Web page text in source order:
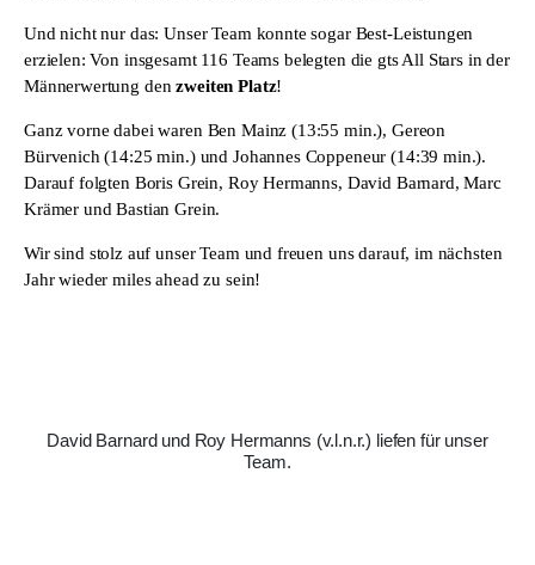
Und nicht nur das: Unser Team konnte sogar Best-Leistungen
erzielen: Von insgesamt 116 Teams belegten die gts All Stars in der
Männerwertung denzweiten Platz!
Ganz vorne dabei waren Ben Mainz (13:55 min.), Gereon
Bürvenich (14:25 min.) und Johannes Coppeneur (14:39 min.).
Darauf folgten Boris Grein, Roy Hermanns, David Barnard, Marc
Krämer und Bastian Grein.
Wir sind stolz auf unser Team und freuen uns darauf, im nächsten
Jahr wieder miles ahead zu sein!
David Barnard und Roy Hermanns (v.l.n.r.) liefen für unser
Team.